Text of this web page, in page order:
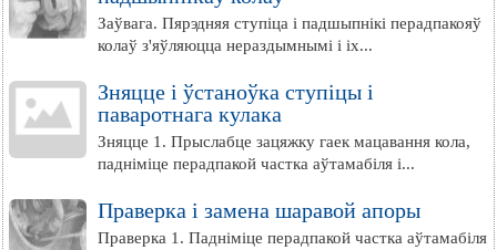
Заўвага. Пярэдняя ступіца і падшыпнікі перадпакояў
колаў з'яўляюцца нераздымнымі і іх...
Зняцце і ўстаноўка ступіцы і
паваротнага кулака
Зняцце 1. Прыслабце зацяжку гаек мацавання кола,
падніміце перадпакой частка аўтамабіля і...
Праверка і замена шаравой апоры
Праверка 1. Падніміце перадпакой частка аўтамабіля